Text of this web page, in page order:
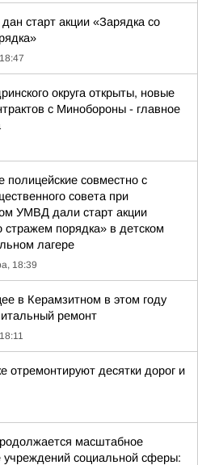
старт акции «Зарядка со
округа открыты, новые
с Минобороны - главное
полицейские совместно с
совета при
УМВД дали старт акции
стражем порядка» в детском
лагере
18:39
в Керамзитном в этом году
ремонт
отремонтируют десятки дорог и
масштабное
учреждений социальной сферы: